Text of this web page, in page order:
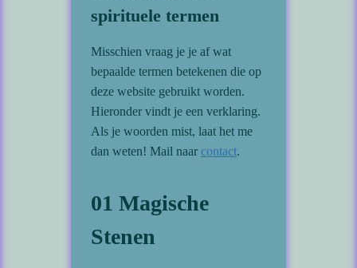
spirituele termen
Misschien vraag je je af wat
bepaalde termen betekenen die op
deze website gebruikt worden.
Hieronder vindt je een verklaring.
Als je woorden mist, laat het me
dan weten! Mail naar contact.
01 Magische
Stenen